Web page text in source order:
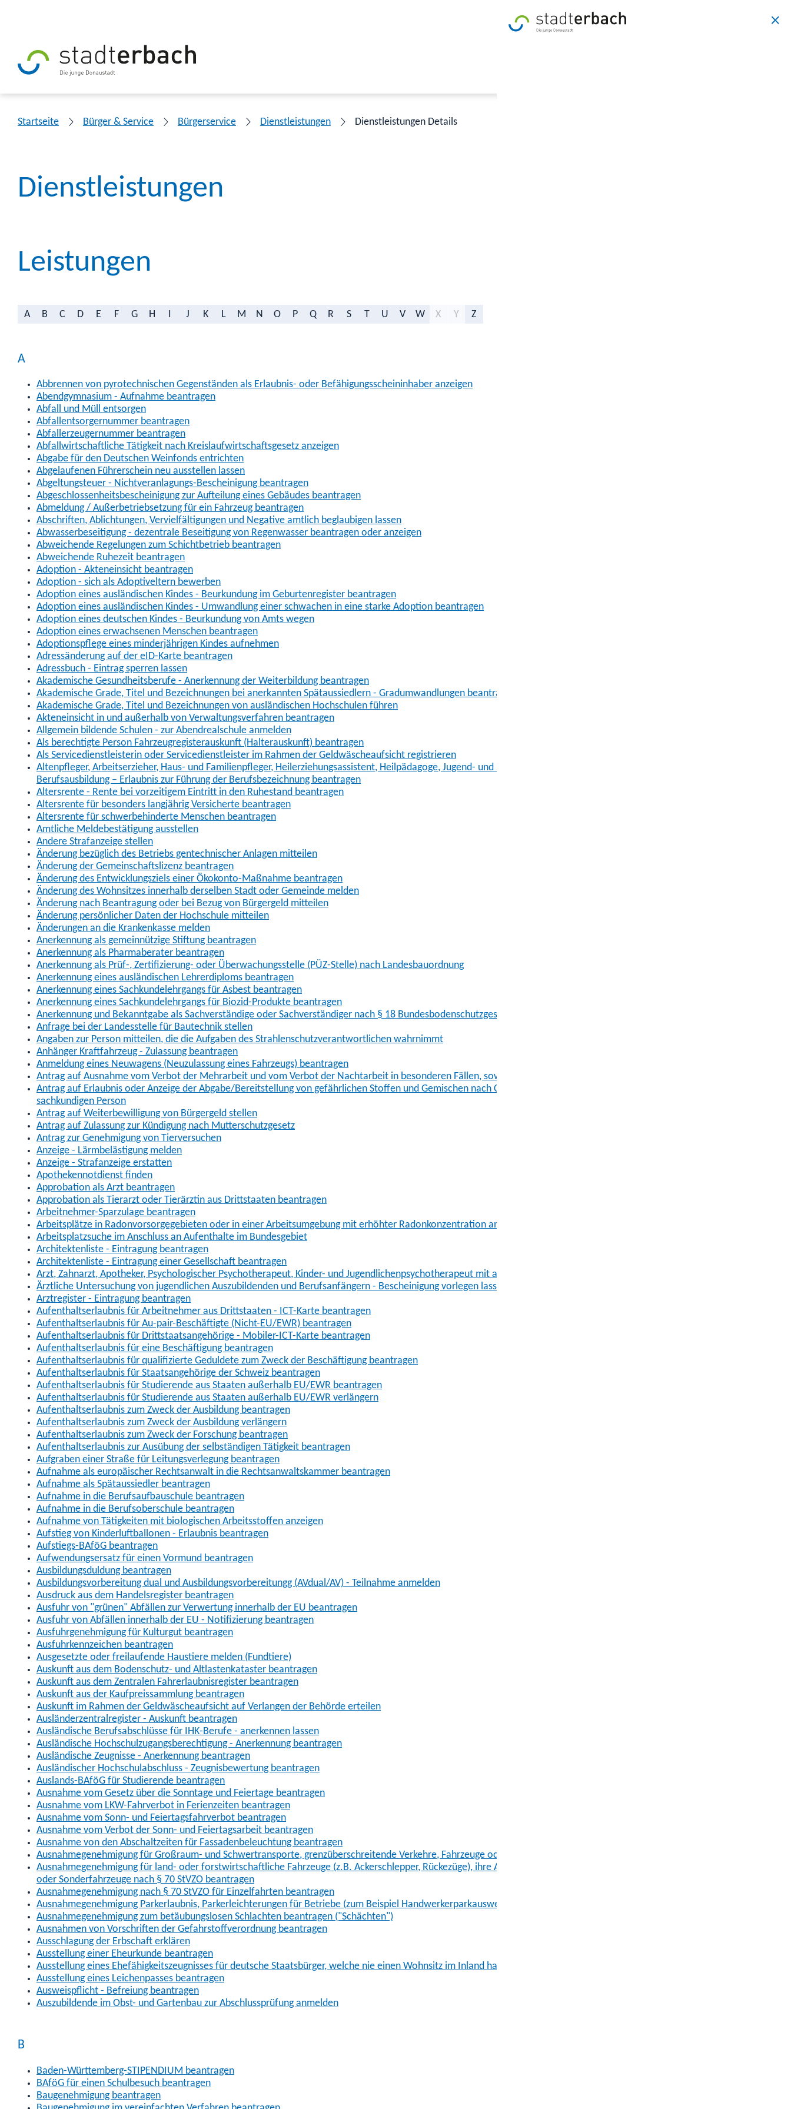
Startseite Bürger & Service Bürgerservice Dienstleistungen Dienstleistungen Details
Dienstleistungen
Leistungen
A B C D E F G H J K L M N O P Q R S T U V W X Y Z
A
Abbrennen von pyrotechnischen Gegenständen als Erlaubnis- oder Befähigungsscheininhaber anzeigen
Abendgymnasium - Aufnahme beantragen
Abfall und Müll entsorgen
Abfallentsorgernummer beantragen
Abfallerzeugernummer beantragen
Abfallwirtschaftliche Tätigkeit nach Kreislaufwirtschaftsgesetz anzeigen
Abgabe für den Deutschen Weinfonds entrichten
Abgelaufenen Führerschein neu ausstellen lassen
Abgeltungsteuer - Nichtveranlagungs-Bescheinigung beantragen
Abgeschlossenheitsbescheinigung zur Aufteilung eines Gebäudes beantragen
Abmeldung / Außerbetriebsetzung für ein Fahrzeug beantragen
Abschriften, Ablichtungen, Vervielfältigungen und Negative amtlich beglaubigen lassen
Abwasserbeseitigung - dezentrale Beseitigung von Regenwasser beantragen oder anzeigen
Abweichende Regelungen zum Schichtbetrieb beantragen
Abweichende Ruhezeit beantragen
Adoption - Akteneinsicht beantragen
Adoption - sich als Adoptiveltern bewerben
Adoption eines ausländischen Kindes - Beurkundung im Geburtenregister beantragen
Adoption eines ausländischen Kindes - Umwandlung einer schwachen in eine starke Adoption beantragen
Adoption eines deutschen Kindes - Beurkundung von Amts wegen
Adoption eines erwachsenen Menschen beantragen
Adoptionspflege eines minderjährigen Kindes aufnehmen
Adressänderung auf der eID-Karte beantragen
Adressbuch - Eintrag sperren lassen
Akademische Gesundheitsberufe - Anerkennung der Weiterbildung beantragen
Akademische Grade, Titel und Bezeichnungen bei anerkannten Spätaussiedlern - Gradumwandlungen beantragen
Akademische Grade, Titel und Bezeichnungen von ausländischen Hochschulen führen
Akteneinsicht in und außerhalb von Verwaltungsverfahren beantragen
Allgemein bildende Schulen - zur Abendrealschule anmelden
Als berechtigte Person Fahrzeugregisterauskunft (Halterauskunft) beantragen
Als Servicedienstleisterin oder Servicedienstleister im Rahmen der Geldwäscheaufsicht registrieren
Altenpfleger, Arbeitserzieher, Haus- und Familienpfleger, Heilerziehungsassistent, Heilpädagoge, Jugend- und Heimerzieher, Sozialarbeiter, Sozialpädagoge mit ausländischer
Berufsausbildung – Erlaubnis zur Führung der Berufsbezeichnung beantragen
Altersrente - Rente bei vorzeitigem Eintritt in den Ruhestand beantragen
Altersrente für besonders langjährig Versicherte beantragen
Altersrente für schwerbehinderte Menschen beantragen
Amtliche Meldebestätigung ausstellen
Andere Strafanzeige stellen
Änderung bezüglich des Betriebs gentechnischer Anlagen mitteilen
Änderung der Gemeinschaftslizenz beantragen
Änderung des Entwicklungsziels einer Ökokonto-Maßnahme beantragen
Änderung des Wohnsitzes innerhalb derselben Stadt oder Gemeinde melden
Änderung nach Beantragung oder bei Bezug von Bürgergeld mitteilen
Änderung persönlicher Daten der Hochschule mitteilen
Änderungen an die Krankenkasse melden
Anerkennung als gemeinnützige Stiftung beantragen
Anerkennung als Pharmaberater beantragen
Anerkennung als Prüf-, Zertifizierung- oder Überwachungsstelle (PÜZ-Stelle) nach Landesbauordnung
Anerkennung eines ausländischen Lehrerdiploms beantragen
Anerkennung eines Sachkundelehrgangs für Asbest beantragen
Anerkennung eines Sachkundelehrgangs für Biozid-Produkte beantragen
Anerkennung und Bekanntgabe als Sachverständige oder Sachverständiger nach § 18 Bundesbodenschutzgesetz
Anfrage bei der Landesstelle für Bautechnik stellen
Angaben zur Person mitteilen, die die Aufgaben des Strahlenschutzverantwortlichen wahrnimmt
Anhänger Kraftfahrzeug - Zulassung beantragen
Anmeldung eines Neuwagens (Neuzulassung eines Fahrzeugs) beantragen
Antrag auf Ausnahme vom Verbot der Mehrarbeit und vom Verbot der Nachtarbeit in besonderen Fällen, sowie der Art der Arbeit und dem Arbeitstempo
Antrag auf Erlaubnis oder Anzeige der Abgabe/Bereitstellung von gefährlichen Stoffen und Gemischen nach ChemVerbotsV sowie Änderungsanzeigen bei Wechsel der
sachkundigen Person
Antrag auf Weiterbewilligung von Bürgergeld stellen
Antrag auf Zulassung zur Kündigung nach Mutterschutzgesetz
Antrag zur Genehmigung von Tierversuchen
Anzeige - Lärmbelästigung melden
Anzeige - Strafanzeige erstatten
Apothekennotdienst finden
Approbation als Arzt beantragen
Approbation als Tierarzt oder Tierärztin aus Drittstaaten beantragen
Arbeitnehmer-Sparzulage beantragen
Arbeitsplätze in Radonvorsorgegebieten oder in einer Arbeitsumgebung mit erhöhter Radonkonzentration anmelden
Arbeitsplatzsuche im Anschluss an Aufenthalte im Bundesgebiet
Architektenliste - Eintragung beantragen
Architektenliste - Eintragung einer Gesellschaft beantragen
Arzt, Zahnarzt, Apotheker, Psychologischer Psychotherapeut, Kinder- und Jugendlichenpsychotherapeut mit ausländischer Berufsausbildung – Approbation beantragen
Ärztliche Untersuchung von jugendlichen Auszubildenden und Berufsanfängern - Bescheinigung vorlegen lassen
Arztregister - Eintragung beantragen
Aufenthaltserlaubnis für Arbeitnehmer aus Drittstaaten - ICT-Karte beantragen
Aufenthaltserlaubnis für Au-pair-Beschäftigte (Nicht-EU/EWR) beantragen
Aufenthaltserlaubnis für Drittstaatsangehörige - Mobiler-ICT-Karte beantragen
Aufenthaltserlaubnis für eine Beschäftigung beantragen
Aufenthaltserlaubnis für qualifizierte Geduldete zum Zweck der Beschäftigung beantragen
Aufenthaltserlaubnis für Staatsangehörige der Schweiz beantragen
Aufenthaltserlaubnis für Studierende aus Staaten außerhalb EU/EWR beantragen
Aufenthaltserlaubnis für Studierende aus Staaten außerhalb EU/EWR verlängern
Aufenthaltserlaubnis zum Zweck der Ausbildung beantragen
Aufenthaltserlaubnis zum Zweck der Ausbildung verlängern
Aufenthaltserlaubnis zum Zweck der Forschung beantragen
Aufenthaltserlaubnis zur Ausübung der selbständigen Tätigkeit beantragen
Aufgraben einer Straße für Leitungsverlegung beantragen
Aufnahme als europäischer Rechtsanwalt in die Rechtsanwaltskammer beantragen
Aufnahme als Spätaussiedler beantragen
Aufnahme in die Berufsaufbauschule beantragen
Aufnahme in die Berufsoberschule beantragen
Aufnahme von Tätigkeiten mit biologischen Arbeitsstoffen anzeigen
Aufstieg von Kinderluftballonen - Erlaubnis beantragen
Aufstiegs-BAföG beantragen
Aufwendungsersatz für einen Vormund beantragen
Ausbildungsduldung beantragen
Ausbildungsvorbereitung dual und Ausbildungsvorbereitungg (AVdual/AV) - Teilnahme anmelden
Ausdruck aus dem Handelsregister beantragen
Ausfuhr von "grünen" Abfällen zur Verwertung innerhalb der EU beantragen
Ausfuhr von Abfällen innerhalb der EU - Notifizierung beantragen
Ausfuhrgenehmigung für Kulturgut beantragen
Ausfuhrkennzeichen beantragen
Ausgesetzte oder freilaufende Haustiere melden (Fundtiere)
Auskunft aus dem Bodenschutz- und Altlastenkataster beantragen
Auskunft aus dem Zentralen Fahrerlaubnisregister beantragen
Auskunft aus der Kaufpreissammlung beantragen
Auskunft im Rahmen der Geldwäscheaufsicht auf Verlangen der Behörde erteilen
Ausländerzentralregister - Auskunft beantragen
Ausländische Berufsabschlüsse für IHK-Berufe - anerkennen lassen
Ausländische Hochschulzugangsberechtigung - Anerkennung beantragen
Ausländische Zeugnisse - Anerkennung beantragen
Ausländischer Hochschulabschluss - Zeugnisbewertung beantragen
Auslands-BAföG für Studierende beantragen
Ausnahme vom Gesetz über die Sonntage und Feiertage beantragen
Ausnahme vom LKW-Fahrverbot in Ferienzeiten beantragen
Ausnahme vom Sonn- und Feiertagsfahrverbot beantragen
Ausnahme vom Verbot der Sonn- und Feiertagsarbeit beantragen
Ausnahme von den Abschaltzeiten für Fassadenbeleuchtung beantragen
Ausnahmegenehmigung für Großraum- und Schwertransporte, grenzüberschreitende Verkehre, Fahrzeuge oder Fahrzeugkombinationen nach § 70 StVZO beantragen
Ausnahmegenehmigung für land- oder forstwirtschaftliche Fahrzeuge (z.B. Ackerschlepper, Rückezüge), ihre Anhänger, Arbeitsmaschinen (z.B. Gabelstapler, Mähdrescher)
oder Sonderfahrzeuge nach § 70 StVZO beantragen
Ausnahmegenehmigung nach § 70 StVZO für Einzelfahrten beantragen
Ausnahmegenehmigung Parkerlaubnis, Parkerleichterungen für Betriebe (zum Beispiel Handwerkerparkausweis)
Ausnahmegenehmigung zum betäubungslosen Schlachten beantragen ("Schächten")
Ausnahmen von Vorschriften der Gefahrstoffverordnung beantragen
Ausschlagung der Erbschaft erklären
Ausstellung einer Eheurkunde beantragen
Ausstellung eines Ehefähigkeitszeugnisses für deutsche Staatsbürger, welche nie einen Wohnsitz im Inland hatten
Ausstellung eines Leichenpasses beantragen
Ausweispflicht - Befreiung beantragen
Auszubildende im Obst- und Gartenbau zur Abschlussprüfung anmelden
B
Baden-Württemberg-STIPENDIUM beantragen
BAföG für einen Schulbesuch beantragen
Baugenehmigung beantragen